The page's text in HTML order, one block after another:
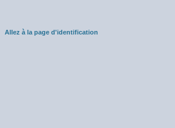
Allez à la page d'identification